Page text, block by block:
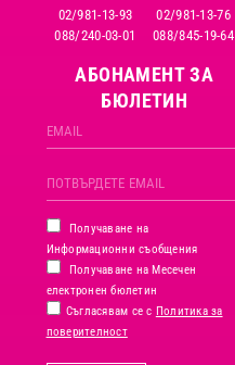
02/981-13-93
088/240-03-01
02/981-13-76
088/845-19-64
АБОНАМЕНТ ЗА
БЮЛЕТИН
Получаване на
Информационни съобщения
Получаване на Месечен
електронен бюлетин
Съгласявам се с Политика за
поверителност